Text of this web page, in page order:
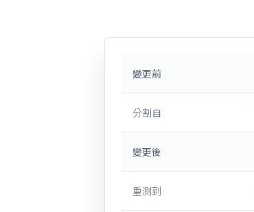
變更前
分割自
變更後
重測到